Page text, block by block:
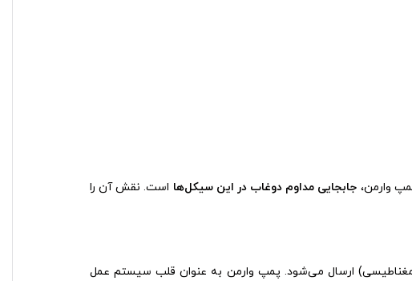
وارمن، جابجایی مداوم دوغاب در این سیکل‌ها است. نقش آن را
ارسال می‌شود. پمپ وارمن به عنوان قلب سیستم عمل